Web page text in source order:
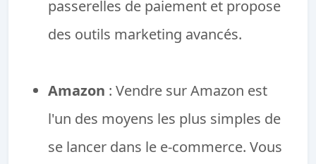
passerelles de paiement et propose
des outils marketing avancés.
Amazon : Vendre sur Amazon est
l'un des moyens les plus simples de
se lancer dans le e-commerce. Vous